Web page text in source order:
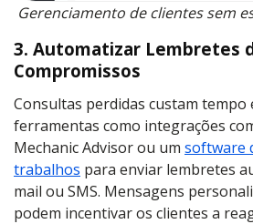
Gerenciamento de clientes sem
3. Automatizar Lembretes
Compromissos
Consultas perdidas custam tempo
ferramentas como integrações
Mechanic Advisor ou um software
trabalhos para enviar lembretes
mail ou SMS. Mensagens
podem incentivar os clientes a